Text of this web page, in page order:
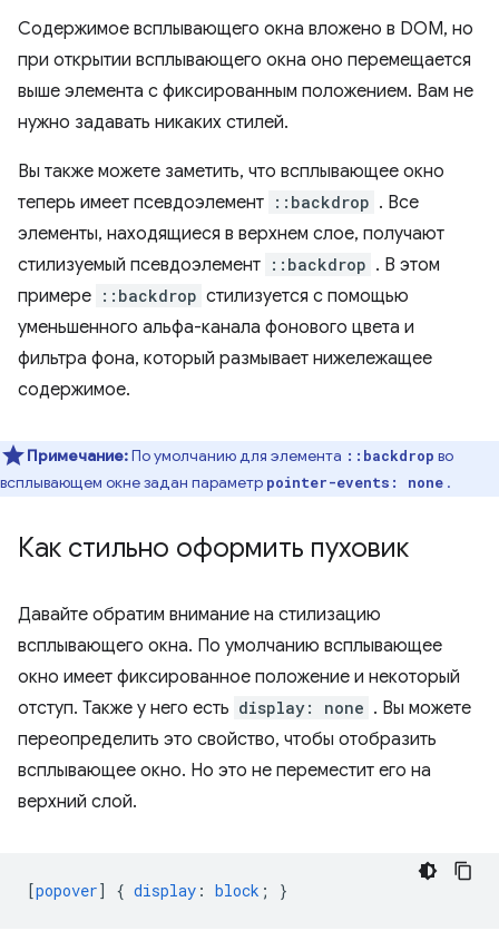
Содержимое всплывающего окна вложено в DOM, но
при открытии всплывающего окна оно перемещается
выше элемента с фиксированным положением. Вам не
нужно задавать никаких стилей.
Вы также можете заметить, что всплывающее окно
теперь имеет псевдоэлемент ::backdrop . Все
элементы, находящиеся в верхнем слое, получают
стилизуемый псевдоэлемент ::backdrop . В этом
примере ::backdrop стилизуется с помощью
уменьшенного альфа-канала фонового цвета и
фильтра фона, который размывает нижележащее
содержимое.
Примечание:По умолчанию для элемента ::backdrop во
всплывающем окне задан параметр pointer-events: none .
Как стильно оформить пуховик
Давайте обратим внимание на стилизацию
всплывающего окна. По умолчанию всплывающее
окно имеет фиксированное положение и некоторый
отступ. Также у него есть display: none . Вы можете
переопределить это свойство, чтобы отобразить
всплывающее окно. Но это не переместит его на
верхний слой.
[popover] { display : block ; }